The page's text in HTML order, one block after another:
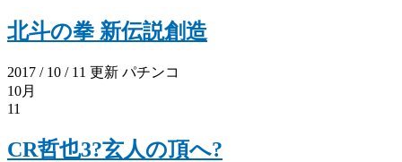
北斗の拳 新伝説創造
2017 / 10 / 11 更新 パチンコ
10月
11
CR哲也3?玄人の頂へ?